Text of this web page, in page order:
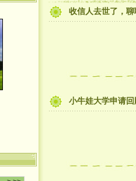
收信人去世了，
小牛娃大学申请